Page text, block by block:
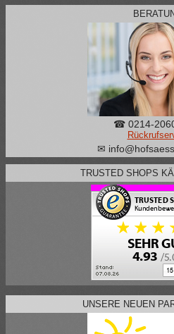
☎ 0214-
✉
TRUSTED SHOPS
UNSERE NEUEN